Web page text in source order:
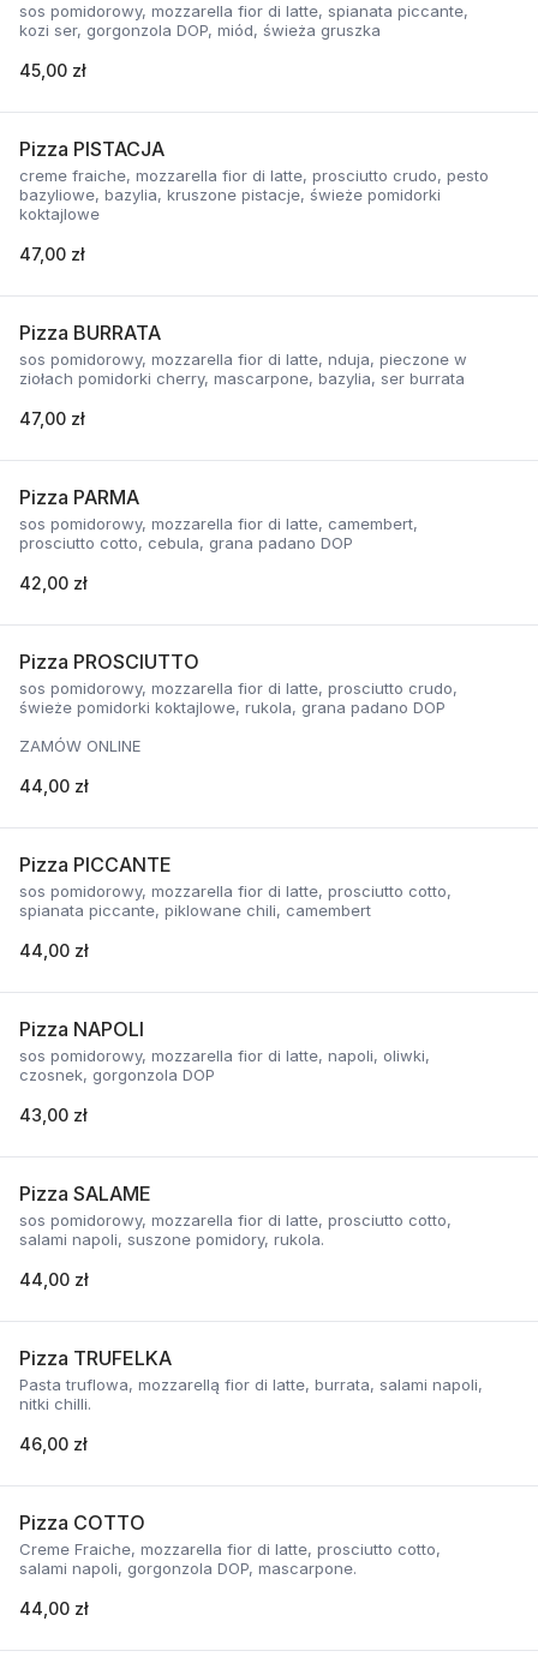
sos pomidorowy, mozzarella fior di latte, spianata piccante,
kozi ser, gorgonzola DOP, miód, świeża gruszka
45,00 zł
Pizza PISTACJA
creme fraiche, mozzarella fior di latte, prosciutto crudo, pesto
bazyliowe, bazylia, kruszone pistacje, świeże pomidorki
koktajlowe
47,00 zł
Pizza BURRATA
sos pomidorowy, mozzarella fior di latte, nduja, pieczone w
ziołach pomidorki cherry, mascarpone, bazylia, ser burrata
47,00 zł
Pizza PARMA
sos pomidorowy, mozzarella fior di latte, camembert,
prosciutto cotto, cebula, grana padano DOP
42,00 zł
Pizza PROSCIUTTO
sos pomidorowy, mozzarella fior di latte, prosciutto crudo,
świeże pomidorki koktajlowe, rukola, grana padano DOP
ZAMÓW ONLINE
44,00 zł
Pizza PICCANTE
sos pomidorowy, mozzarella fior di latte, prosciutto cotto,
spianata piccante, piklowane chili, camembert
44,00 zł
Pizza NAPOLI
sos pomidorowy, mozzarella fior di latte, napoli, oliwki,
czosnek, gorgonzola DOP
43,00 zł
Pizza SALAME
sos pomidorowy, mozzarella fior di latte, prosciutto cotto,
salami napoli, suszone pomidory, rukola.
44,00 zł
Pizza TRUFELKA
Pasta truflowa, mozzarellą fior di latte, burrata, salami napoli,
nitki chilli.
46,00 zł
Pizza COTTO
Creme Fraiche, mozzarella fior di latte, prosciutto cotto,
salami napoli, gorgonzola DOP, mascarpone.
44,00 zł